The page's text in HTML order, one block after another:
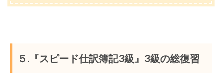
５.『スピード仕訳簿記3級』3級の総復習